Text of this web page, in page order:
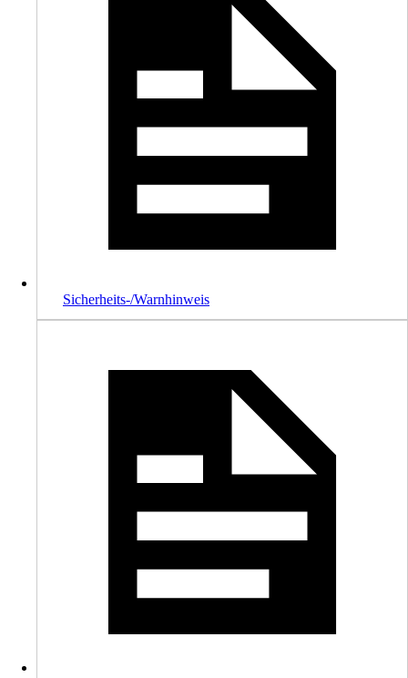
Sicherheits-/Warnhinweis